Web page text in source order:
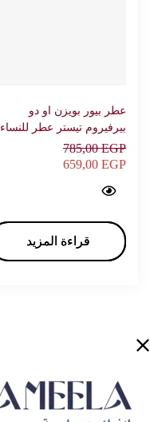
عطر بيور بويزن او دو
بيرفيروم تيستر عطر للنساء
100 – ديور
785,00EGP
659,00 EGP
قراءة المزيد
Pure Poison Tester eau de parfum For Women 100 - DIOR…
قراءة المزيد